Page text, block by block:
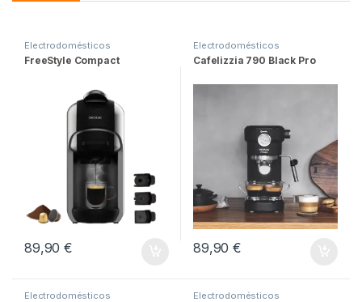
Electrodomésticos
FreeStyle Compact
89,90€
Electrodomésticos
Cafelizzia 790 Black Pro
89,90€
Electrodomésticos Electrodomésticos